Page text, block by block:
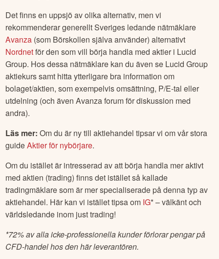
Det finns en uppsjö av olika alternativ, men vi
rekommenderar generellt Sveriges ledande nätmäklare
Avanza (som Börskollen själva använder) alternativt
Nordnetför den som vill börja handla med aktier i Lucid
Group. Hos dessa nätmäklare kan du även se Lucid Group
aktiekurs samt hitta ytterligare bra information om
bolaget/aktien, som exempelvis omsättning, P/E-tal eller
utdelning (och även Avanza forum för diskussion med
andra).
Läs mer: Om du är ny till aktiehandel tipsar vi om vår stora
guideAktier för nybörjare.
Om du istället är intresserad av att börja handla mer aktivt
med aktien (trading) finns det istället så kallade
tradingmäklare som är mer specialiserade på denna typ av
aktiehandel. Här kan vi istället tipsa om IG* – välkänt och
världsledande inom just trading!
*72% av alla icke-professionella kunder förlorar pengar på
CFD-handel hos den här leverantören.